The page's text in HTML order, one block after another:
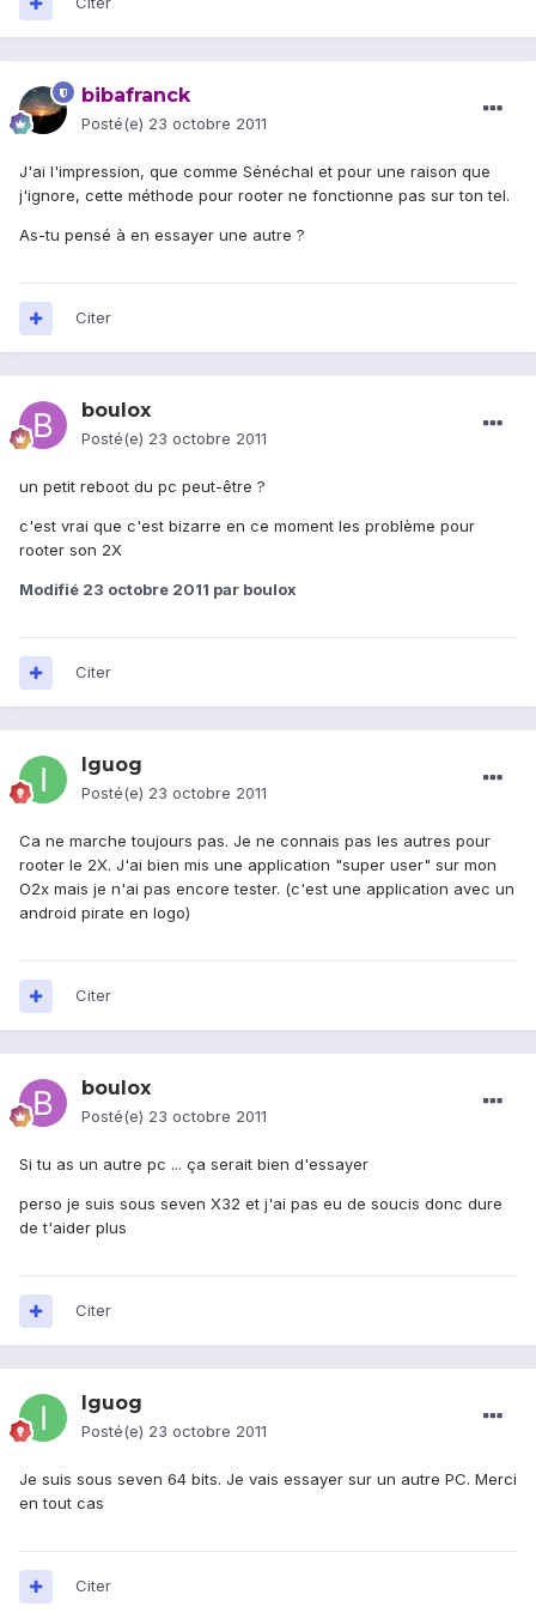
bibafranck
Posté(e) 23 octobre 2011
J'ai l'impression, que comme Sénéchal et pour une raison que
j'ignore, cette méthode pour rooter ne fonctionne pas sur ton tel.
As-tu pensé à en essayer une autre ?
Citer
boulox
Posté(e) 23 octobre 2011
un petit reboot du pc peut-être ?
c'est vrai que c'est bizarre en ce moment les problème pour
rooter son 2X
Modifié 23 octobre 2011 par boulox
Citer
Iguog
Posté(e) 23 octobre 2011
Ca ne marche toujours pas. Je ne connais pas les autres pour
rooter le 2X. J'ai bien mis une application "super user" sur mon
O2x mais je n'ai pas encore tester. (c'est une application avec un
android pirate en logo)
Citer
boulox
Posté(e) 23 octobre 2011
Si tu as un autre pc ... ça serait bien d'essayer
perso je suis sous seven X32 et j'ai pas eu de soucis donc dure
de t'aider plus
Citer
Iguog
Posté(e) 23 octobre 2011
Je suis sous seven 64 bits. Je vais essayer sur un autre PC. Merci
en tout cas
Citer